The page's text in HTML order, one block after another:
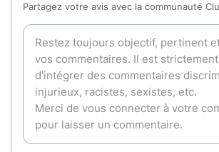
Partagez votre avis avec la communauté